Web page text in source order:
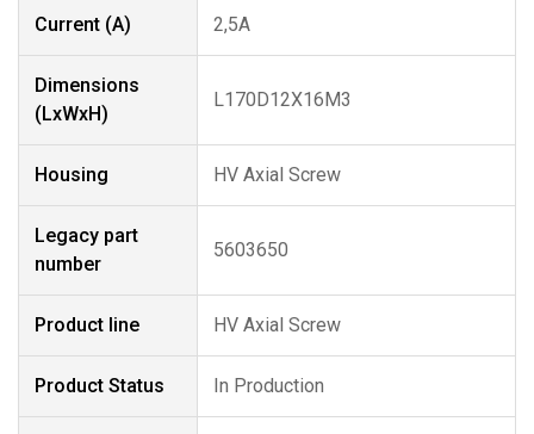
Current (A) 2,5A
Dimensions
(LxWxH)
L170D12X16M3
Housing HV Axial Screw
Legacy part
number
5603650
Product line HV Axial Screw
Product Status In Production